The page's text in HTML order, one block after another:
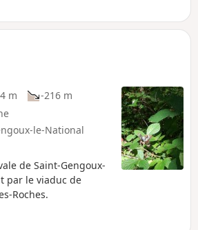
Il s'agit d'une étape de la Via
toute la Bourgogne depuis
jusqu'à Mâcon.
m
-216 m
le-National
de Saint-Gengoux-
par le viaduc de
Roches.